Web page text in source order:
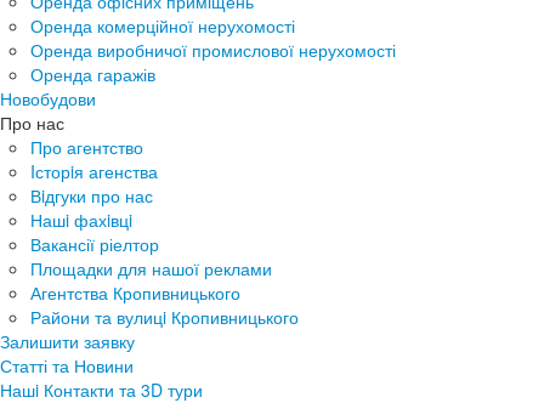
Оренда комерційної нерухомості
Оренда виробничої промислової нерухомості
Оренда гаражів
Новобудови
Про нас
Про агентство
Iсторiя агенства
Вiдгуки про нас
Нашi фахiвцi
Вакансії ріелтор
Площадки для нашої реклами
Агентства Кропивницького
Райони та вулицi Кропивницького
Залишити заявку
Статті та Новини
Нашi Контакти та 3D тури